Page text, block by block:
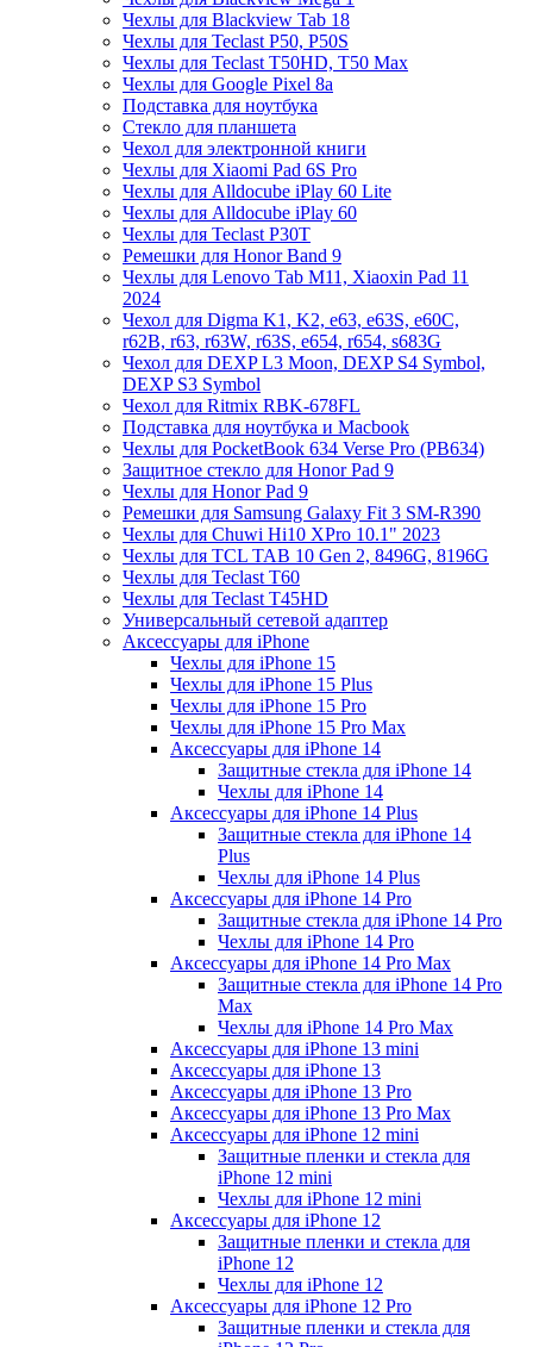
Чехлы для Blackview Tab 18
Чехлы для Teclast P50, P50S
Чехлы для Teclast T50HD, T50 Max
Чехлы для Google Pixel 8a
Подставка для ноутбука
Стекло для планшета
Чехол для электронной книги
Чехлы для Xiaomi Pad 6S Pro
Чехлы для Alldocube iPlay 60 Lite
Чехлы для Alldocube iPlay 60
Чехлы для Teclast P30T
Ремешки для Honor Band 9
Чехлы для Lenovo Tab M11, Xiaoxin Pad 11
2024
Чехол для Digma K1, K2, e63, e63S, e60C,
r62B, r63, r63W, r63S, e654, r654, s683G
Чехол для DEXP L3 Moon, DEXP S4 Symbol,
DEXP S3 Symbol
Чехол для Ritmix RBK-678FL
Подставка для ноутбука и Macbook
Чехлы для PocketBook 634 Verse Pro (PB634)
Защитное стекло для Honor Pad 9
Чехлы для Honor Pad 9
Ремешки для Samsung Galaxy Fit 3 SM-R390
Чехлы для Chuwi Hi10 XPro 10.1" 2023
Чехлы для TCL TAB 10 Gen 2, 8496G, 8196G
Чехлы для Teclast T60
Чехлы для Teclast T45HD
Универсальный сетевой адаптер
Аксессуары для iPhone
Чехлы для iPhone 15
Чехлы для iPhone 15 Plus
Чехлы для iPhone 15 Pro
Чехлы для iPhone 15 Pro Max
Аксессуары для iPhone 14
Защитные стекла для iPhone 14
Чехлы для iPhone 14
Аксессуары для iPhone 14 Plus
Защитные стекла для iPhone 14
Plus
Чехлы для iPhone 14 Plus
Аксессуары для iPhone 14 Pro
Защитные стекла для iPhone 14 Pro
Чехлы для iPhone 14 Pro
Аксессуары для iPhone 14 Pro Max
Защитные стекла для iPhone 14 Pro
Max
Чехлы для iPhone 14 Pro Max
Аксессуары для iPhone 13 mini
Аксессуары для iPhone 13
Аксессуары для iPhone 13 Pro
Аксессуары для iPhone 13 Pro Max
Аксессуары для iPhone 12 mini
Защитные пленки и стекла для
iPhone 12 mini
Чехлы для iPhone 12 mini
Аксессуары для iPhone 12
Защитные пленки и стекла для
iPhone 12
Чехлы для iPhone 12
Аксессуары для iPhone 12 Pro
Защитные пленки и стекла для